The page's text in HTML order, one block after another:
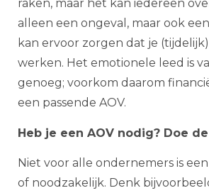
raken, maar het kan iedereen
alleen een ongeval, maar ook
kan ervoor zorgen dat je
werken. Het emotionele leed is
genoeg; voorkom daarom
een passende AOV.
Heb je een AOV nodig? Doe
Niet voor alle ondernemers is
of noodzakelijk. Denk